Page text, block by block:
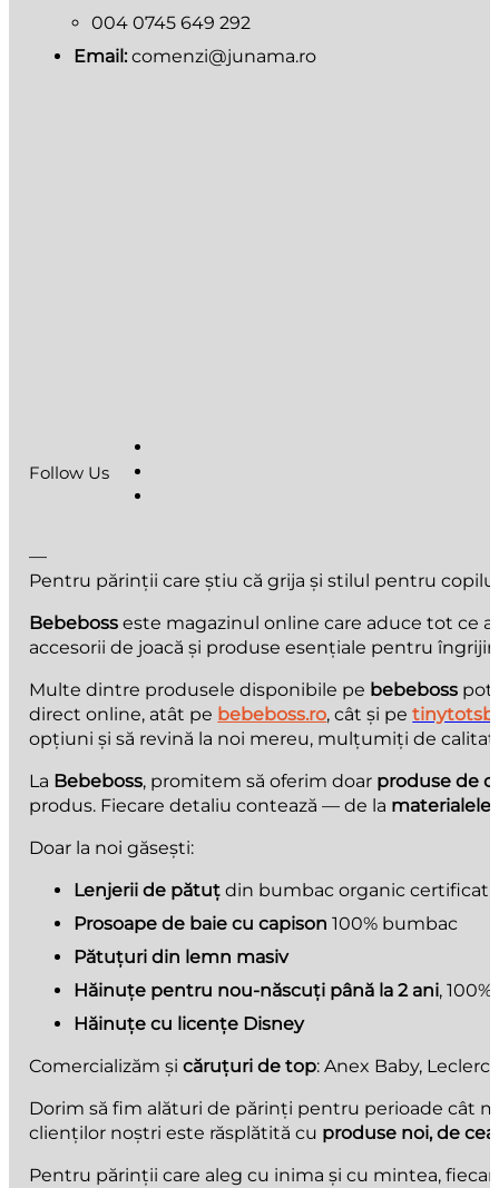
004 0745 649 292
Email: comenzi@junama.ro
Follow Us
—
Pentru părinții care știu că grija și stilul pentru
Bebeboss este magazinul online care aduce tot ce
accesorii de joacă și produse esențiale pentru
Multe dintre produsele disponibile pe bebeboss pot
direct online, atât pe bebeboss.ro, cât și pe
opțiuni și să revină la noi mereu, mulțumiți de
La Bebeboss, promitem să oferim doar produse de
produs. Fiecare detaliu contează — de la materialele
Doar la noi găsești:
Lenjerii de pătuț din bumbac organic certificat
Prosoape de baie cu capison 100% bumbac
Pătuțuri din lemn masiv
Hăinuțe pentru nou-născuți până la 2 ani,
Hăinuțe cu licențe Disney
Comercializăm șicăruțuri de top: Anex Baby, Leclerc
Dorim să fim alături de părinți pentru perioade cât
clienților noștri este răsplătită cu produse noi, de
Pentru părinții care aleg cu inima și cu mintea,